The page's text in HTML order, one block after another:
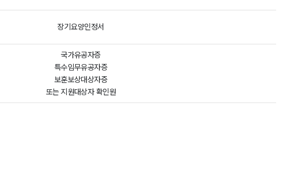
장기요양인정서
국가유공자증
특수임무유공자증
보훈보상대상자증
또는 지원대상자 확인원